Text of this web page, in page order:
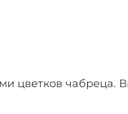
цветков чабреца.